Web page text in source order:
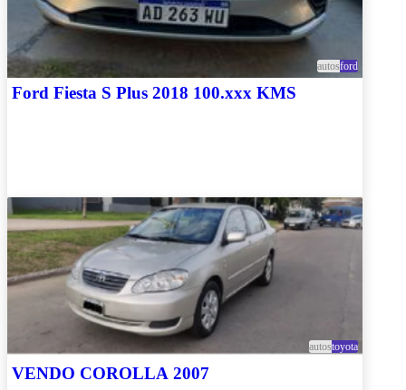
autosford
Ford Fiesta S Plus 2018 100.xxx KMS
autostoyota
VENDO COROLLA 2007